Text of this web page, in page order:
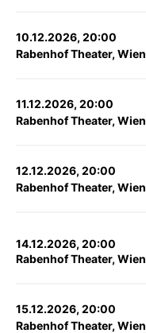
10.12.2026, 20:00
Rabenhof Theater, Wien
11.12.2026, 20:00
Rabenhof Theater, Wien
12.12.2026, 20:00
Rabenhof Theater, Wien
14.12.2026, 20:00
Rabenhof Theater, Wien
15.12.2026, 20:00
Rabenhof Theater, Wien